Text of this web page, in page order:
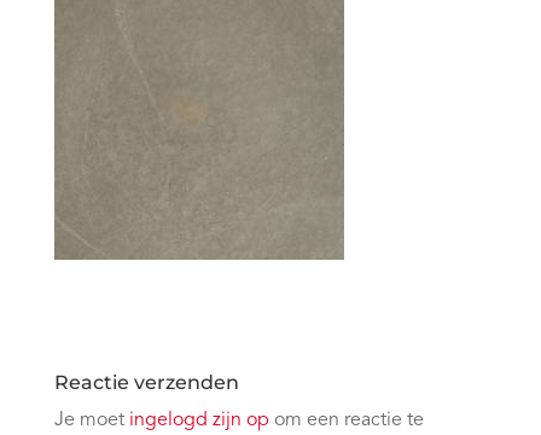
Reactie verzenden
Je moet ingelogd zijn op om een reactie te